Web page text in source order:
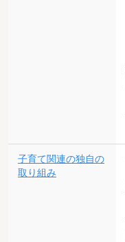
子育て関連の独自の
取り組み